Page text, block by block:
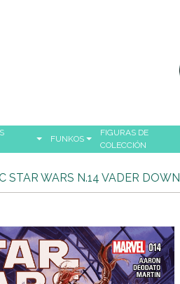
FUNKOS
FIGURAS DE
COLECCIÓN
STAR WARS N.14 VADER DOWN